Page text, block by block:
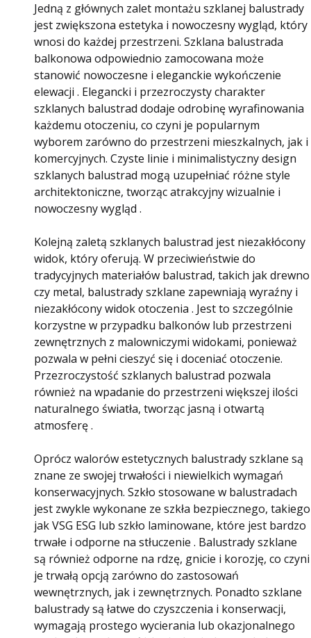
Jedną z głównych zalet montażu szklanej balustrady
jest zwiększona estetyka i nowoczesny wygląd, który
wnosi do każdej przestrzeni. Szklana balustrada
balkonowa odpowiednio zamocowana może
stanowić nowoczesne i eleganckie wykończenie
elewacji . Elegancki i przezroczysty charakter
szklanych balustrad dodaje odrobinę wyrafinowania
każdemu otoczeniu, co czyni je popularnym
wyborem zarówno do przestrzeni mieszkalnych, jak i
komercyjnych. Czyste linie i minimalistyczny design
szklanych balustrad mogą uzupełniać różne style
architektoniczne, tworząc atrakcyjny wizualnie i
nowoczesny wygląd .
Kolejną zaletą szklanych balustrad jest niezakłócony
widok, który oferują. W przeciwieństwie do
tradycyjnych materiałów balustrad, takich jak drewno
czy metal, balustrady szklane zapewniają wyraźny i
niezakłócony widok otoczenia . Jest to szczególnie
korzystne w przypadku balkonów lub przestrzeni
zewnętrznych z malowniczymi widokami, ponieważ
pozwala w pełni cieszyć się i doceniać otoczenie.
Przezroczystość szklanych balustrad pozwala
również na wpadanie do przestrzeni większej ilości
naturalnego światła, tworząc jasną i otwartą
atmosferę .
Oprócz walorów estetycznych balustrady szklane są
znane ze swojej trwałości i niewielkich wymagań
konserwacyjnych. Szkło stosowane w balustradach
jest zwykle wykonane ze szkła bezpiecznego, takiego
jak VSG ESG lub szkło laminowane, które jest bardzo
trwałe i odporne na stłuczenie . Balustrady szklane
są również odporne na rdzę, gnicie i korozję, co czyni
je trwałą opcją zarówno do zastosowań
wewnętrznych, jak i zewnętrznych. Ponadto szklane
balustrady są łatwe do czyszczenia i konserwacji,
wymagają prostego wycierania lub okazjonalnego